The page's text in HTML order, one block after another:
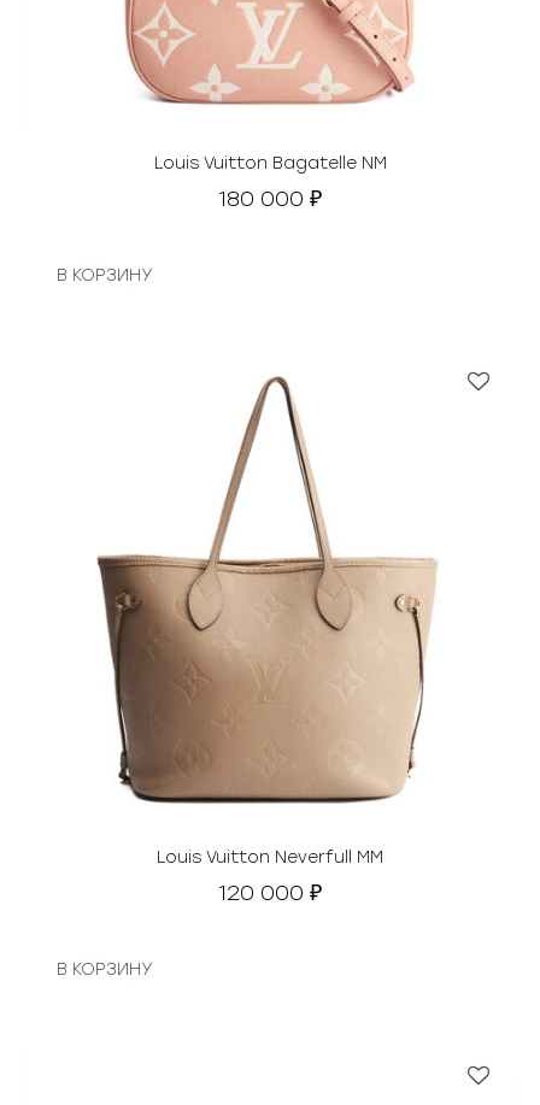
Louis Vuitton Bagatelle NM
180 000 ₽
В КОРЗИНУ
Louis Vuitton Neverfull MM
120 000 ₽
В КОРЗИНУ